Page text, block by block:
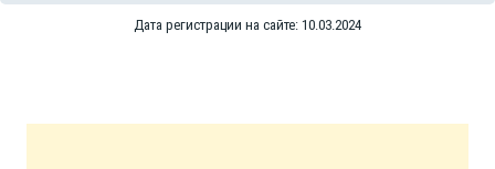
Дата регистрации на сайте: 10.03.2024